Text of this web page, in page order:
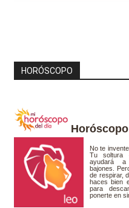
HORÓSCOPO
Horóscopo